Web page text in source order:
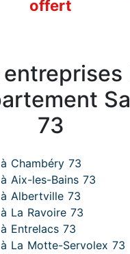
offert
73
Chambéry 73
Aix-les-Bains 73
Albertville 73
La Ravoire 73
Entrelacs 73
La Motte-Servolex 73